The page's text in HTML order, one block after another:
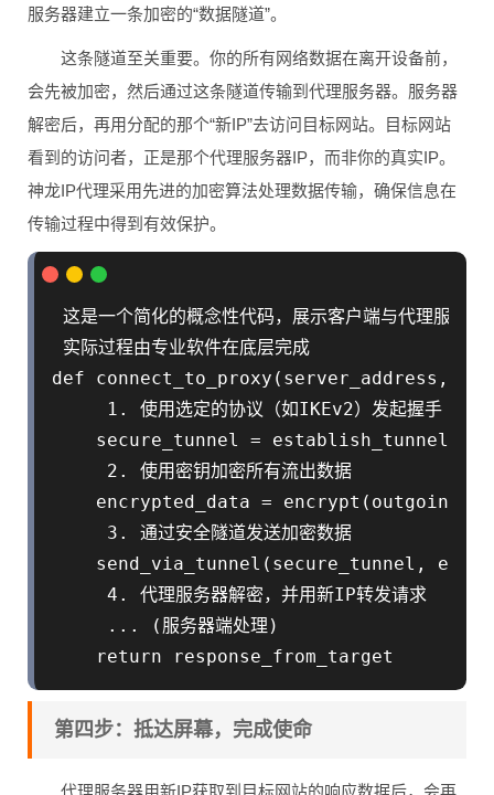
服务器建立一条加密的“数据隧道”。
这条隧道至关重要。你的所有网络数据在离开设备前，
会先被加密，然后通过这条隧道传输到代理服务器。服务器
解密后，再用分配的那个“新IP”去访问目标网站。目标网站
看到的访问者，正是那个代理服务器IP，而非你的真实IP。
神龙IP代理采用先进的加密算法处理数据传输，确保信息在
传输过程中得到有效保护。
这是一个简化的概念性代码，展示客户端与代理服务器
实际过程由专业软件在底层完成
def connect_to_proxy(server_address,
     1. 使用选定的协议（如IKEv2）发起握手
secure_tunnel =
     2. 使用密钥加密所有流出数据
encrypted_data =
     3. 通过安全隧道发送加密数据
send_via_tunnel(secure_tunnel,
     4. 代理服务器解密，并用新IP转发请求
     ... (服务器端处理)
第四步：抵达屏幕，完成使命
代理服务器用新IP获取到目标网站的响应数据后，会再